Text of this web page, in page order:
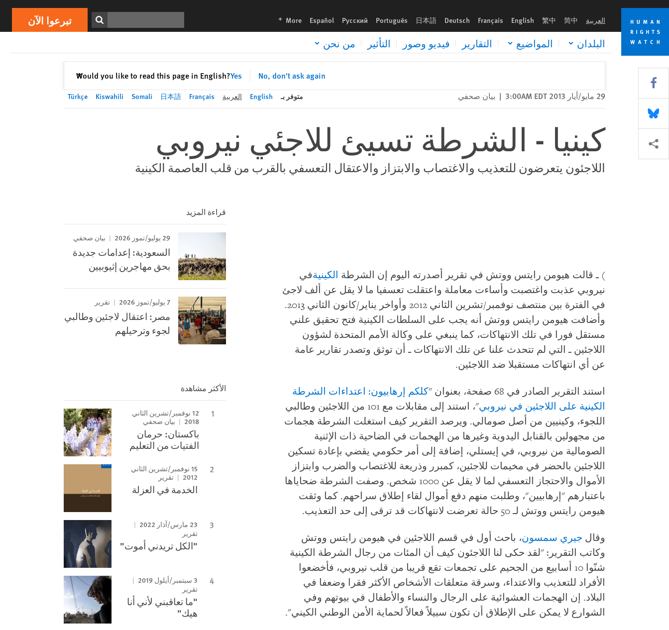
Skip
cookie
privacy
notice
Skip
main
content
العربية 简中
繁中
English
Français
Deutsch
日本語
Português
Русский
Español
More
languages تبرعوا الآن
البلدان المواضيع التقارير فيديو وصور التأثير من نحن
Would you like to read this page in English?Yes No, don't ask again
✕إغلاق
Print تبرعوا الآن
29 مايو/أيار 2013 3:00AM EDT | بيان صحفي متوفر بـ English العربية Français
日本語
Somali
Kiswahili
Türkçe
كينيا - الشرطة تسيئ للاجئي نيروبي
اللاجئون يتعرضون للتعذيب والاغتصاب والابتزاز والاعتقال التعسفي بالقرب من قلب العاصمة الكينية
) ـ قالت هيومن رايتس ووتش في تقرير أصدرته اليوم إن الشرطة الكينيةفي
نيروبي عذبت واغتصبت وأساءت معاملة واعتقلت تعسفيا ما لا يقل عن ألف لاجئ
في الفترة بين منتصف نوفمبر/تشرين الثاني 2012 وأواخر يناير/كانون الثاني 2013.
وأضافت هيومن رايتس ووتش أنه يجب على السلطات الكينية فتح تحقيق علني
مستقل فورا في تلك الانتهاكات، كما ينبغي على وكالة الأمم المتحدة لشؤون
اللاجئين ـ التي لم تتحدث علنا عن تلك الانتهاكات ـ أن توثق وتصدر تقارير عامة
عن أي انتهاكات مستقبلا ضد اللاجئين.
استند التقرير الصادر في 68 صفحة، بعنوان "
كلكم إرهابيون: اعتداءات الشرطة
الكينية على اللاجئين في نيروبي
"، استند إلى مقابلات مع 101 من اللاجئين وطالبي
اللجوء، وكينيين من أصل صومالي. ويرصد التقرير كيف استغلت الشرطة هجمات
من مجهولين بالقنابل اليدوية وغيرها من الهجمات في الضاحية ذات الإثنية
الصومالية من نيروبي، في إيستلي، إضافة إلى أمر حكومي يقضي بإعادة تسكين
اللاجئين بالحضر في مخيمات للاجئين، كمبرر وذريعة للاغتصاب والضرب وابتزاز
الأموال والاحتجاز التعسفي لما لا يقل عن 1000 شخص. وصفت الشرطة ضحاياها
باعتبارهم "إرهابيين"، وطلبت منهم دفع أموال لقاء إطلاق سراحهم. كما وثقت
هيومن رايتس ووتش لـ 50 حالة تعرضت لانتهاكات قد ترقى إلى حد التعذيب.
وقال جيري سمسون، باحث أول في قسم اللاجئين في هيومن رايتس ووتش
وكاتب التقرير: "لقد حكى لنا اللاجئون كيف أن المئات من رجال الشرطة الكينية
شنّوا 10 أسابيع من الجحيم على تجمعات تقع قريبا من قلب نيروبي، فأخضعوا
الأفراد للتعذيب والاعتداء، وسرقة متعلقات الأشخاص الأكثر فقرا وضعفا في
البلاد. إن الهجمات العشوائية على الرجال والنساء والأطفال في بيوتهم وفي
الشوارع لا يمكن على الإطلاق أن تكون سبيلاً فعالاً لحماية الأمن الوطني الكيني".
قراءة المزيد
29 يوليو/تموز 2026 بيان صحفي
السعودية: إعدامات جديدة
بحق مهاجرين إثيوبيين
7 يوليو/تموز 2026 تقرير
مصر: اعتقال لاجئين وطالبي
لجوء وترحيلهم
الأكثر مشاهدة
12 نوفمبر/تشرين الثاني
2018
بيان صحفي
باكستان: حرمان
الفتيات من التعليم
15 نوفمبر/تشرين الثاني
2012
تقرير
الخدمة في العزلة
23 مارس/آذار 2022
تقرير
"الكل تريدني أموت"
3 سبتمبر/أيلول 2019
تقرير
"ما تعاقبني لأني أنا
هيك"
Share this via Facebook
Share this via Bluesky
Share this via مشاركة